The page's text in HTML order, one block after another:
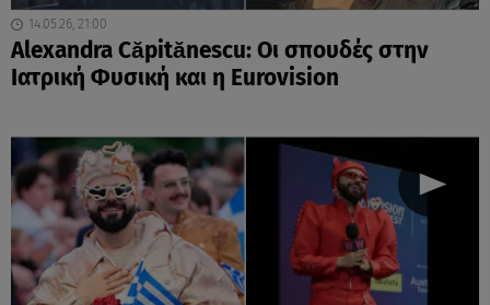
14.05.26, 21:00
Alexandra Căpitănescu: Οι σπουδές στην
Ιατρική Φυσική και η Eurovision